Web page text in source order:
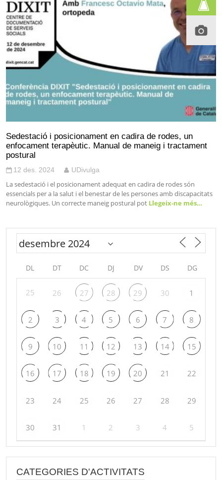
Sedestació i posicionament en cadira de rodes, un
enfocament terapèutic. Manual de maneig i tractament
postural
12 des. 2024 UDivulga
La sedestació i el posicionament adequat en cadira de rodes són
essencials per a la salut i el benestar de les persones amb discapacitats
neurològiques. Un correcte maneig postural pot Llegeix-ne més…
DL DT DC DJ DV DS DG
25 26 27 28 29 30 1
2 3 4 5 6 7 8
9 10 11 12 13 14 15
16 17 18 19 20 21 22
23 24 25 26 27 28 29
30 31 1 2 3 4 5
CATEGORIES D'ACTIVITATS